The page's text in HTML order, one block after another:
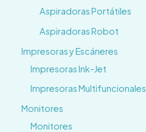
Aspiradoras Portátiles
Aspiradoras Robot
Impresoras y Escáneres
Impresoras Ink-Jet
Impresoras Multifuncionales
Monitores
Monitores